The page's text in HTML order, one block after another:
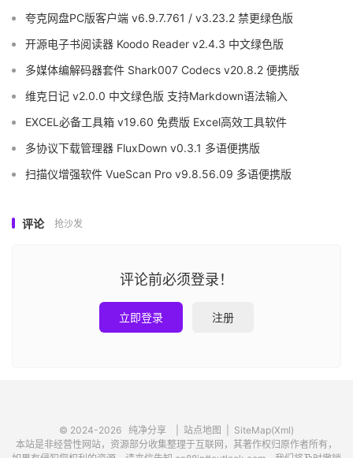
夸克网盘PC版客户端 v6.9.7.761 / v3.23.2 禁更绿色版
开源电子书阅读器 Koodo Reader v2.4.3 中文绿色版
多媒体编解码器套件 Shark007 Codecs v20.8.2 便携版
维克日记 v2.0.0 中文绿色版 支持Markdown语法输入
EXCEL必备工具箱 v19.60 免费版 Excel高效工具软件
多协议下载管理器 FluxDown v0.3.1 多语便携版
扫描仪增强软件 VueScan Pro v9.8.56.09 多语便携版
评论 抢沙发
评论前必须登录！
立即登录 注册
© 2024-2026 纯净分享 站点地图
SiteMap(Xml)
本站是非经营性网站，资源部分收集整理于互联网，其著作权归原作者所有，